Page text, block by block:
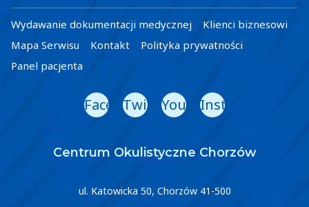
Wydawanie dokumentacji medycznej
Klienci biznesowi
Mapa Serwisu
Kontakt
Polityka prywatności
Panel pacjenta
FacebookTwitterYoutubeInstagram
Centrum Okulistyczne Chorzów
ul. Katowicka 50, Chorzów 41-500